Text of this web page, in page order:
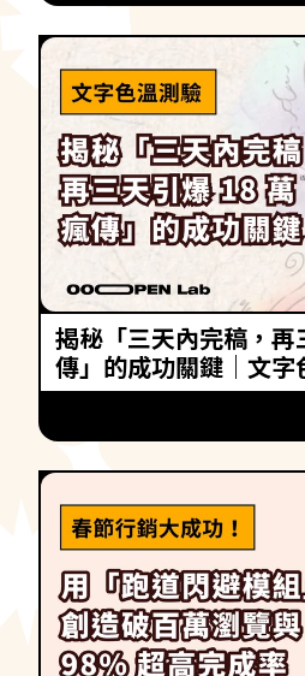
揭秘「三天內完稿，
傳」的成功關鍵｜文字